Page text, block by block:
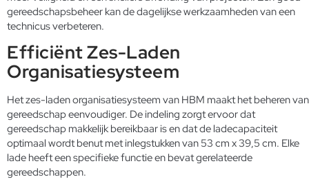
gereedschapsbeheer kan de dagelijkse werkzaamheden van een
technicus verbeteren.
Efficiënt Zes-Laden
Organisatiesysteem
Het zes-laden organisatiesysteem van HBM maakt het beheren van
gereedschap eenvoudiger. De indeling zorgt ervoor dat
gereedschap makkelijk bereikbaar is en dat de ladecapaciteit
optimaal wordt benut met inlegstukken van 53 cm x 39,5 cm. Elke
lade heeft een specifieke functie en bevat gerelateerde
gereedschappen.